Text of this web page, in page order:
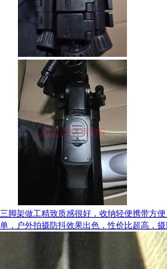
三脚架做工精致质感很好，收纳轻便携带方
单，户外拍摄防抖效果出色，性价比超高，摄